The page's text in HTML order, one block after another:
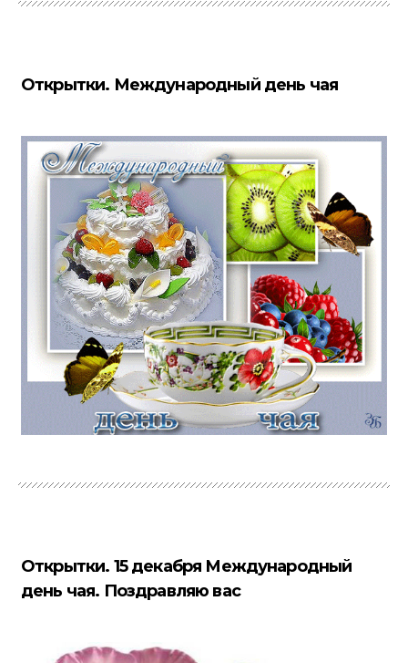
Открытки. Международный день чая
Открытки. 15 декабря Международный
день чая. Поздравляю вас